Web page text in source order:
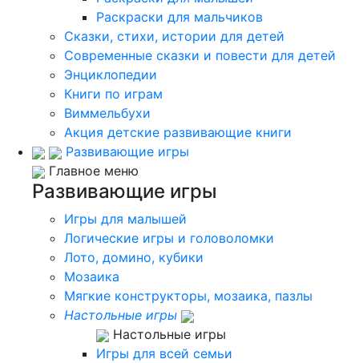
Раскраски для мальчиков
Сказки, стихи, истории для детей
Современные сказки и повести для детей
Энциклопедии
Книги по играм
Виммельбухи
Акция детские развивающие книги
Развивающие игры
Главное меню
Развивающие игры
Игры для малышей
Логические игры и головоломки
Лото, домино, кубики
Мозаика
Мягкие конструкторы, мозаика, пазлы
Настольные игры
Настольные игры
Игры для всей семьи